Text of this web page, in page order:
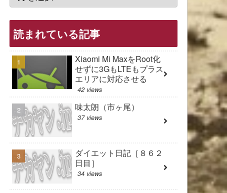
読まれている記事
Xiaomi Mi MaxをRoot化
せずに3GもLTEもプラス
エリアに対応させる
42 views
味太朗（市ヶ尾）
37 views
ダイエット日記［８６２
日目］
34 views